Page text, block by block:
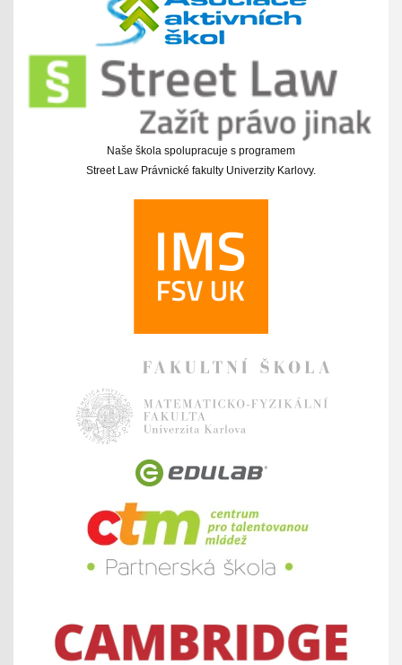
Naše škola spolupracuje s programem
Street Law Právnické fakulty Univerzity Karlovy.